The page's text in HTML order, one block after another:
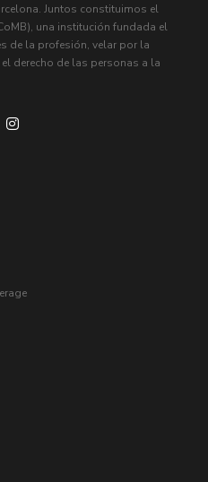
Juntos constituimos el
una institución fundada el
de la profesión, velar por la
derecho de las personas a la